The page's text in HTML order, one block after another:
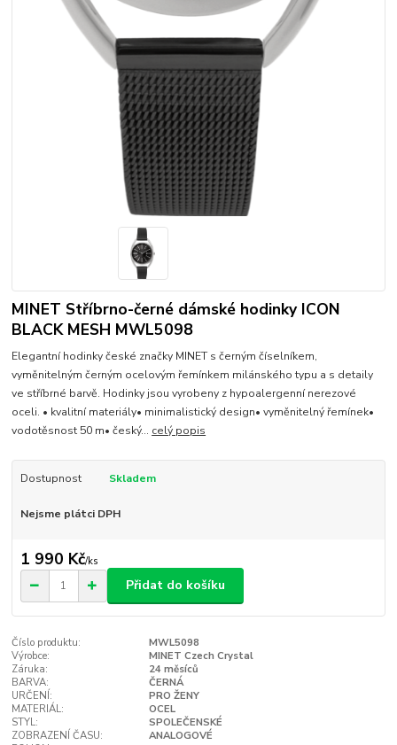
MINET Stříbrno-černé dámské hodinky ICON
BLACK MESH MWL5098
Elegantní hodinky české značky MINET s černým číselníkem,
vyměnitelným černým ocelovým řemínkem milánského typu a s detaily
ve stříbrné barvě. Hodinky jsou vyrobeny z hypoalergenní nerezové
oceli. • kvalitní materiály• minimalistický design• vyměnitelný řemínek•
vodotěsnost 50 m• český... celý popis
Dostupnost Skladem
Nejsme plátci DPH
1 990 Kč/ks
Přidat do košíku
Číslo produktu:
MWL5098
Výrobce:
MINET Czech Crystal
Záruka:
24 měsíců
BARVA:
ČERNÁ
URČENÍ:
PRO ŽENY
MATERIÁL:
OCEL
STYL:
SPOLEČENSKÉ
ZOBRAZENÍ ČASU:
ANALOGOVÉ